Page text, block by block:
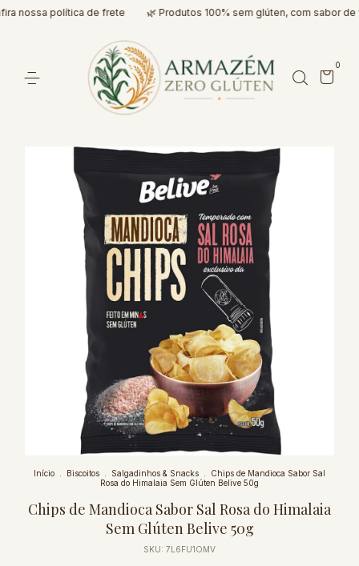
nossa política de frete 🌿 Produtos 100% sem glúten, com sabor de
0
Início . Biscoitos . Salgadinhos & Snacks .
Chips de Mandioca Sabor Sal
Rosa do Himalaia Sem Glúten Belive 50g
Chips de Mandioca Sabor Sal Rosa do Himalaia
Sem Glúten Belive 50g
SKU: 7L6FU1OMV